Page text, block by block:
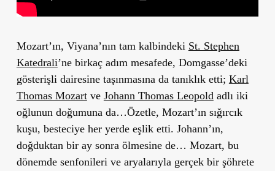
Mozart’ın, Viyana’nın tam kalbindeki St. Stephen
Katedrali’ne birkaç adım mesafede, Domgasse’deki
gösterişli dairesine taşınmasına da tanıklık etti; Karl
Thomas Mozartve Johann Thomas Leopold adlı iki
oğlunun doğumuna da…Özetle, Mozart’ın sığırcık
kuşu, besteciye her yerde eşlik etti. Johann’ın,
doğduktan bir ay sonra ölmesine de… Mozart, bu
dönemde senfonileri ve aryalarıyla gerçek bir şöhrete